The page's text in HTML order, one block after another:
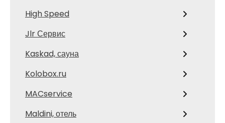
High Speed
Jlr Сервис
Kaskad, сауна
Kolobox.ru
MACservice
Maldini, отель